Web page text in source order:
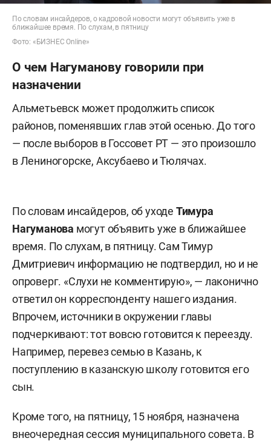
По словам инсайдеров, о кадровой новости могут объявить уже в
ближайшее время. По слухам, в пятницу
Фото: «БИЗНЕС Online»
О чем Нагуманову говорили при
назначении
Альметьевск может продолжить список
районов, поменявших глав этой осенью. До того
— после выборов в Госсовет РТ — это произошло
в Лениногорске, Аксубаево и Тюлячах.
По словам инсайдеров, об уходе Тимура
Нагуманова могут объявить уже в ближайшее
время. По слухам, в пятницу. Сам Тимур
Дмитриевич информацию не подтвердил, но и не
опроверг. «Слухи не комментирую», — лаконично
ответил он корреспонденту нашего издания.
Впрочем, источники в окружении главы
подчеркивают: тот вовсю готовится к переезду.
Например, перевез семью в Казань, к
поступлению в казанскую школу готовится его
сын.
Кроме того, на пятницу, 15 ноября, назначена
внеочередная сессия муниципального совета. В